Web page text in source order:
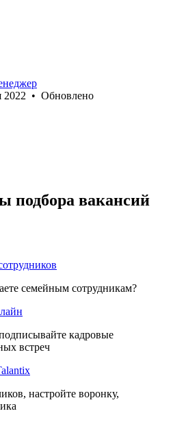
2022 • Обновлено
подбора вакансий
семейным сотрудникам?
кадровые
встреч
настройте воронку,